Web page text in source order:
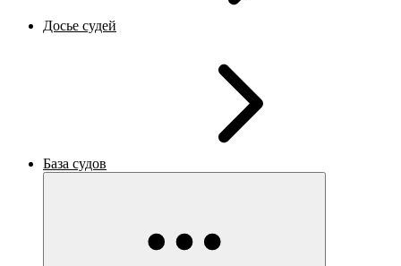
Досье судей
База судов